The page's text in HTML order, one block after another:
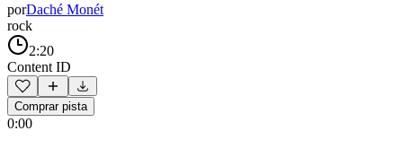
porDaché Monét
rock
2:20
Content ID
Comprar pista
0:00